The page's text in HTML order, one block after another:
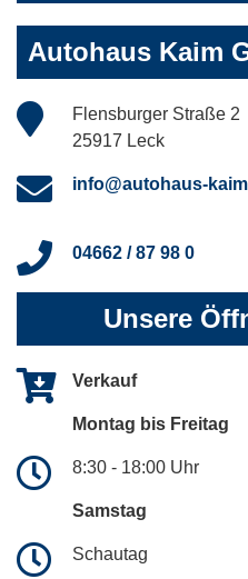
Autohaus Kaim
Flensburger Straße 2
25917 Leck
info@autohaus-
04662 / 87 98 0
Unsere
Verkauf
Montag bis Freitag
8:30 - 18:00 Uhr
Samstag
Schautag